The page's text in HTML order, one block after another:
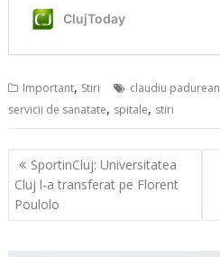
Important, Stiri claudiu padurean
servicii de sanatate, spitale, stiri
Navigare
în
articole
SportinCluj: Universitatea
Cluj l-a transferat pe Florent
Poulolo